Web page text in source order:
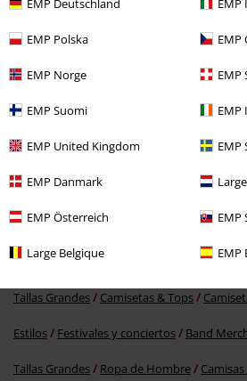
EMP Polska EMP
EMP Norge EMP
EMP Suomi EMP
EMP United Kingdom EMP
EMP Danmark
EMP Österreich EMP
Large Belgique EMP
Ropa Camisetas & Tops Camisetas
Ropa & accesorios Camisetas
Tallas Grandes Camisetas & Tops
Estilos Festivales y conciertos Band
Tallas Grandes Ropa de Hombre